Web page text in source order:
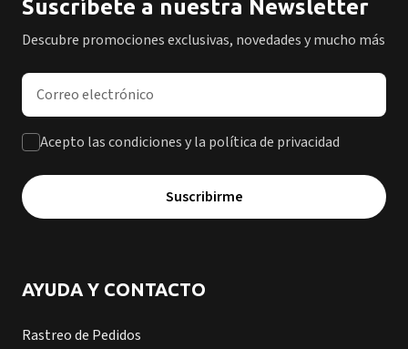
Suscríbete a nuestra Newsletter
Descubre promociones exclusivas, novedades y mucho más
Dirección de correo electrónico
Acepto las condiciones y la política de privacidad
Suscribirme
AYUDA Y CONTACTO
Rastreo de Pedidos